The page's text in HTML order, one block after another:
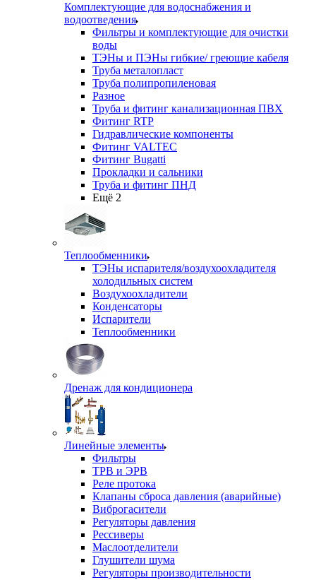
Комплектующие для водоснабжения и
водоотведения
Фильтры и комплектующие для очистки
воды
ТЭНы и ПЭНы гибкие/ греющие кабеля
Труба металопласт
Труба полипропиленовая
Разное
Труба и фитинг канализационная ПВХ
Фитинг RTP
Гидравлические компоненты
Фитинг VALTEC
Фитинг Bugatti
Прокладки и сальники
Труба и фитинг ПНД
Ещё 2
Теплообменники
ТЭНы испарителя/воздухоохладителя
холодильных систем
Воздухоохладители
Конденсаторы
Испарители
Теплообменники
Дренаж для кондиционера
Линейные элементы
Фильтры
ТРВ и ЭРВ
Реле протока
Клапаны сброса давления (аварийные)
Виброгасители
Регуляторы давления
Рессиверы
Маслоотделители
Глушители шума
Регуляторы производительности